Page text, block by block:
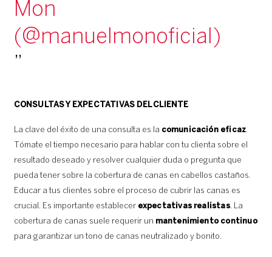
Mon
(@manuelmonoficial)
CONSULTAS Y EXPECTATIVAS DEL CLIENTE
La clave del éxito de una consulta es la comunicación eficaz.
Tómate el tiempo necesario para hablar con tu clienta sobre el
resultado deseado y resolver cualquier duda o pregunta que
pueda tener sobre la cobertura de canas en cabellos castaños.
Educar a tus clientes sobre el proceso de cubrir las canas es
crucial. Es importante establecer expectativas realistas. La
cobertura de canas suele requerir un mantenimiento continuo
para garantizar un tono de canas neutralizado y bonito.